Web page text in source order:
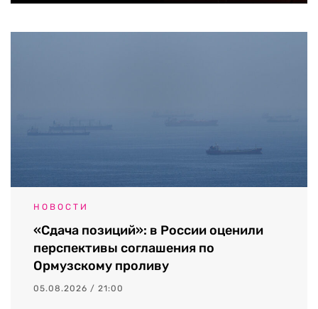
НОВОСТИ
«Сдача позиций»: в России оценили
перспективы соглашения по
Ормузскому проливу
05.08.2026 / 21:00